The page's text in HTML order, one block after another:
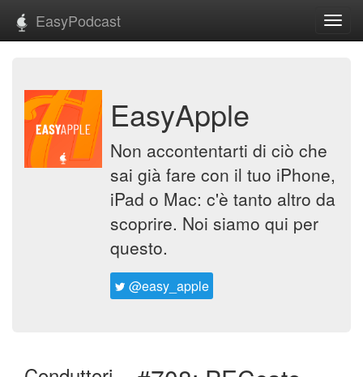
EasyPodcast
EasyApple
Non accontentarti di ciò che
sai già fare con il tuo iPhone,
iPad o Mac: c'è tanto altro da
scoprire. Noi siamo qui per
questo.
@easy_apple